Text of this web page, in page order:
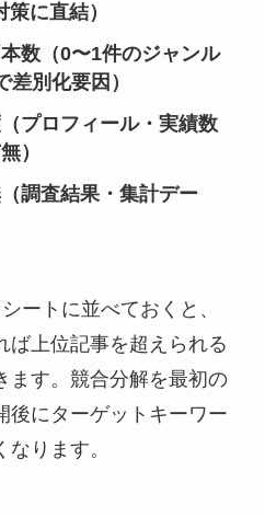
に直結）
数（0〜1件のジャンル
別化要因）
プロフィール・実績数
）
調査結果・集計デー
ートに並べておくと、
ば上位記事を超えられる
ます。競合分解を最初の
後にターゲットキーワー
なります。